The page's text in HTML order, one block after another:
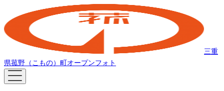
三重
県菰野（こもの）町オープンフォト